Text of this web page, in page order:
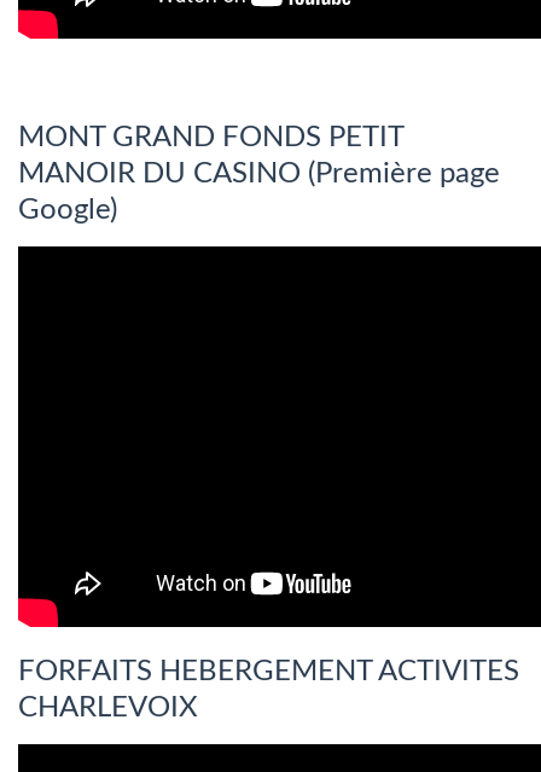
MONT GRAND FONDS PETIT
MANOIR DU CASINO (Première page
Google)
FORFAITS HEBERGEMENT ACTIVITES
CHARLEVOIX